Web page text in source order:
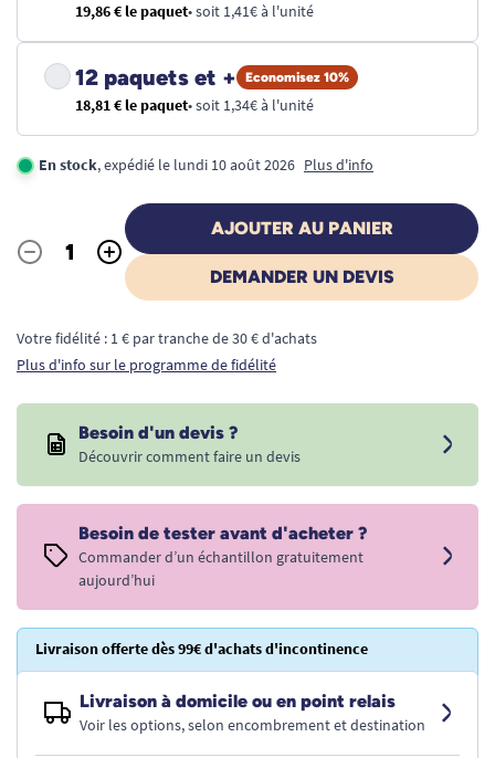
19,86 € le paquet• soit 1,41€ à l'unité
12 paquets et + Economisez 10%
18,81 € le paquet• soit 1,34€ à l'unité
En stock, expédié le lundi 10 août 2026 Plus d'info
Quantité
- +
AJOUTER AU PANIER
DEMANDER UN DEVIS
Votre fidélité : 1 € par tranche de 30 € d'achats
Plus d'info sur le programme de fidélité
Besoin d'un devis ?
Découvrir comment faire un devis
Besoin de tester avant d'acheter ?
Commander d’un échantillon gratuitement
aujourd’hui
Livraison offerte dès 99€ d'achats d'incontinence
Livraison à domicile ou en point relais
Voir les options, selon encombrement et destination